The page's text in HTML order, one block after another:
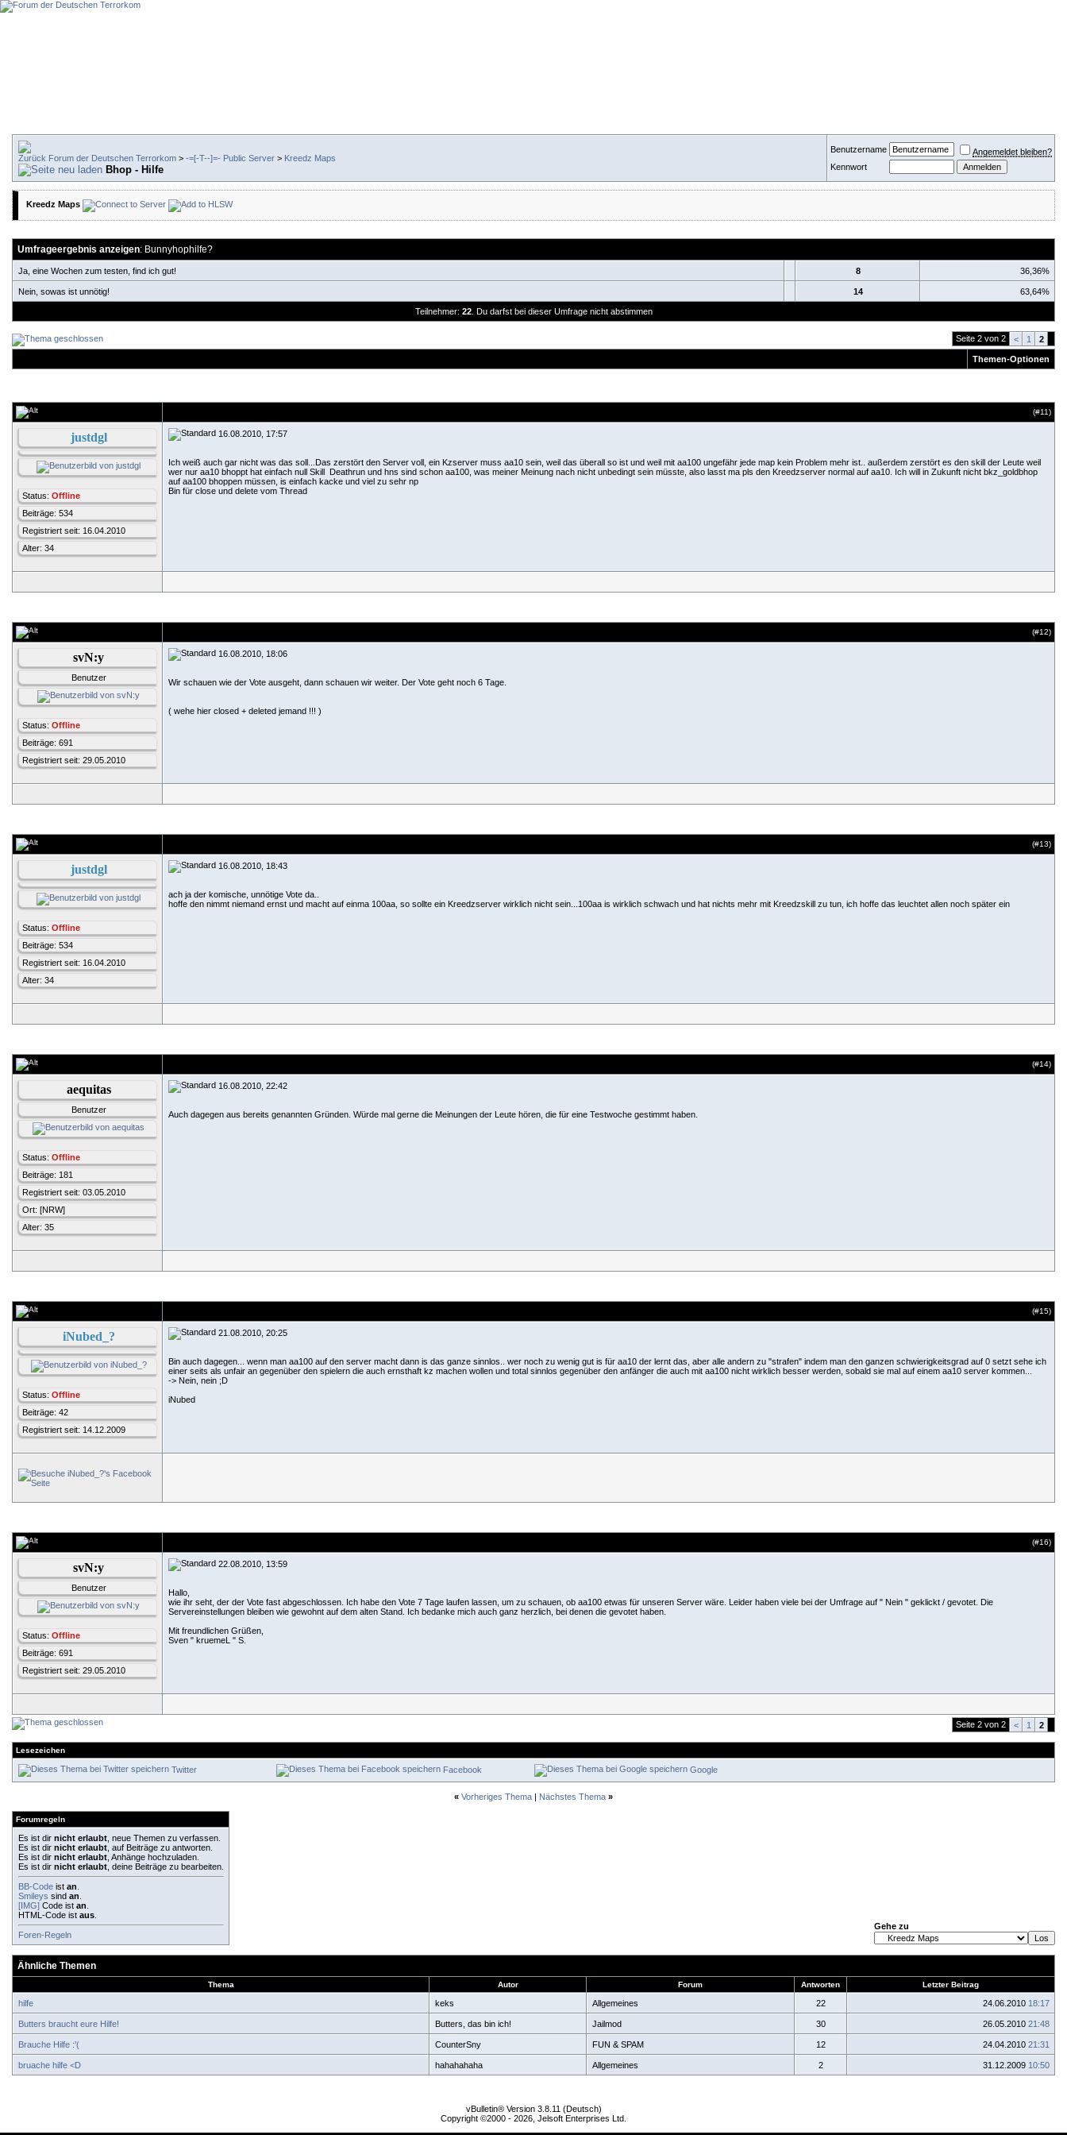
Forum der Deutschen Terrorkom > -=[-T--]=- Public Server > Kreedz Maps
Bhop - Hilfe
Benutzername
Angemeldet bleiben?
Kennwort
Kreedz Maps
Umfrageergebnis anzeigen: Bunnyhophilfe?
Ja, eine Wochen zum testen, find ich gut! 8 36,36%
Nein, sowas ist unnötig! 14 63,64%
Teilnehmer: 22. Du darfst bei dieser Umfrage nicht abstimmen
Seite 2 von 2 < 1 2
Themen-Optionen
(#11)
justdgl
Status: Offline
Beiträge: 534
Registriert seit: 16.04.2010
Alter: 34
16.08.2010, 17:57
Ich weiß auch gar nicht was das soll...Das zerstört den Server voll, ein Kzserver muss aa10 sein, weil das überall so ist und weil mit aa100 ungefähr jede map kein Problem mehr ist.. außerdem zerstört es den skill der Leute weil
wer nur aa10 bhoppt hat einfach null Skill Deathrun und hns sind schon aa100, was meiner Meinung nach nicht unbedingt sein müsste, also lasst ma pls den Kreedzserver normal auf aa10. Ich will in Zukunft nicht bkz_goldbhop
auf aa100 bhoppen müssen, is einfach kacke und viel zu sehr np
Bin für close und delete vom Thread
(#12)
svN:y
Benutzer
Status: Offline
Beiträge: 691
Registriert seit: 29.05.2010
16.08.2010, 18:06
Wir schauen wie der Vote ausgeht, dann schauen wir weiter. Der Vote geht noch 6 Tage.
( wehe hier closed + deleted jemand !!! )
(#13)
justdgl
Status: Offline
Beiträge: 534
Registriert seit: 16.04.2010
Alter: 34
16.08.2010, 18:43
ach ja der komische, unnötige Vote da..
hoffe den nimmt niemand ernst und macht auf einma 100aa, so sollte ein Kreedzserver wirklich nicht sein...100aa is wirklich schwach und hat nichts mehr mit Kreedzskill zu tun, ich hoffe das leuchtet allen noch später ein
(#14)
aequitas
Benutzer
Status: Offline
Beiträge: 181
Registriert seit: 03.05.2010
Ort: [NRW]
Alter: 35
16.08.2010, 22:42
Auch dagegen aus bereits genannten Gründen. Würde mal gerne die Meinungen der Leute hören, die für eine Testwoche gestimmt haben.
(#15)
iNubed_?
Status: Offline
Beiträge: 42
Registriert seit: 14.12.2009
21.08.2010, 20:25
Bin auch dagegen... wenn man aa100 auf den server macht dann is das ganze sinnlos.. wer noch zu wenig gut is für aa10 der lernt das, aber alle andern zu "strafen" indem man den ganzen schwierigkeitsgrad auf 0 setzt sehe ich
einer seits als unfair an gegenüber den spielern die auch ernsthaft kz machen wollen und total sinnlos gegenüber den anfänger die auch mit aa100 nicht wirklich besser werden, sobald sie mal auf einem aa10 server kommen...
-> Nein, nein ;D
iNubed
(#16)
svN:y
Benutzer
Status: Offline
Beiträge: 691
Registriert seit: 29.05.2010
22.08.2010, 13:59
Hallo,
wie ihr seht, der der Vote fast abgeschlossen. Ich habe den Vote 7 Tage laufen lassen, um zu schauen, ob aa100 etwas für unseren Server wäre. Leider haben viele bei der Umfrage auf " Nein " geklickt / gevotet. Die
Servereinstellungen bleiben wie gewohnt auf dem alten Stand. Ich bedanke mich auch ganz herzlich, bei denen die gevotet haben.
Mit freundlichen Grüßen,
Sven " kruemeL " S.
Seite 2 von 2 < 1 2
Lesezeichen
Twitter Facebook Google
« Vorheriges Thema | Nächstes Thema »
Forumregeln
Es ist dir nicht erlaubt , neue Themen zu verfassen.
Es ist dir nicht erlaubt , auf Beiträge zu antworten.
Es ist dir nicht erlaubt , Anhänge hochzuladen.
Es ist dir nicht erlaubt , deine Beiträge zu bearbeiten.
BB-Code ist an
Smileys sind an
[IMG] Code ist an
HTML-Code ist aus
Foren-Regeln
Gehe zu
Ähnliche Themen
Thema Autor Forum Antworten Letzter Beitrag
hilfe keks Allgemeines 22 24.06.2010 18:17
Butters braucht eure Hilfe! Butters, das bin ich! Jailmod 30 26.05.2010 21:48
Brauche Hilfe :'( CounterSny FUN & SPAM 12 24.04.2010 21:31
bruache hilfe <D hahahahaha Allgemeines 2 31.12.2009 10:50
vBulletin® Version 3.8.11 (Deutsch)
Copyright ©2000 - 2026, Jelsoft Enterprises Ltd.